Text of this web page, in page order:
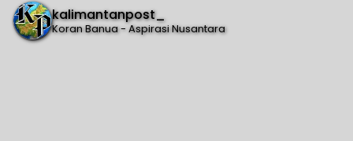
kalimantanpost_
Koran Banua - Aspirasi Nusantara